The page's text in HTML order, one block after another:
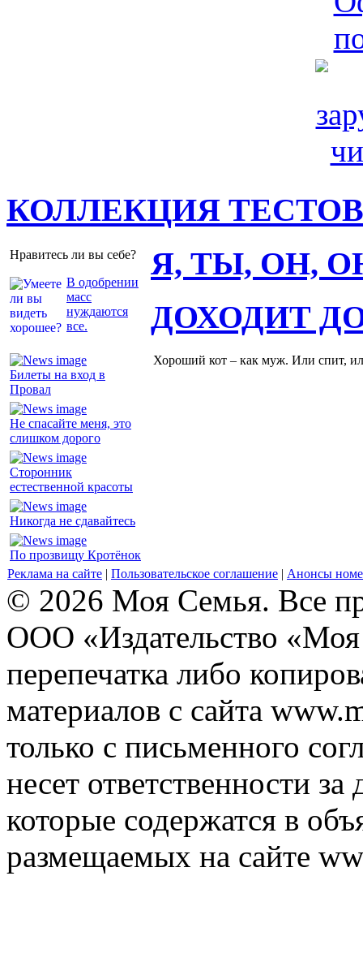
КОЛЛЕКЦИЯ ТЕСТОВ
Нравитесь ли вы себе?
В одобрении
масс
нуждаются
все.
Я, ТЫ, ОН,
Билеты на вход в
Провал
Не спасайте меня, это
слишком дорого
Сторонник
естественной красоты
Никогда не сдавайтесь
По прозвищу Кротёнок
ДОХОДИТ
Хороший кот – как муж. Или спит,
Реклама на сайте | Пользовательское соглашение | Анонсы
© 2026 Моя Семья. Все
ООО «Издательство
перепечатка либо
материалов с сайта
только с письменного
несет ответственности
которые содержатся в
размещаемых на сайте